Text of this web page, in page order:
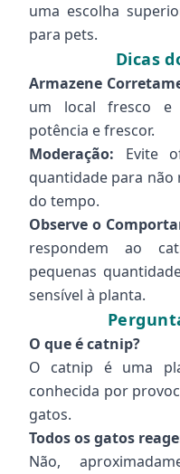
uma escolha
para pets.
Dicas
Armazene
um local fresco e
potência e frescor.
Moderação: Evite
quantidade para não
do tempo.
Observe o
respondem ao
pequenas
sensível à planta.
O que é catnip?
O catnip é uma
conhecida por
gatos.
Todos os gatos
Não,